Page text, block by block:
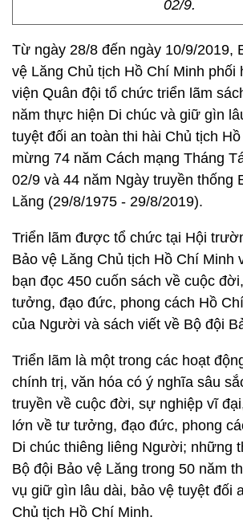
02/9.
Từ ngày 28/8 đến ngày 10/9/2019,
vệ Lăng Chủ tịch Hồ Chí Minh
viện Quân đội tổ chức triển lãm
năm thực hiện Di chúc và giữ gìn
tuyệt đối an toàn thi hài Chủ tịch
mừng 74 năm Cách mạng Tháng
02/9 và 44 năm Ngày truyền thống
Lăng (29/8/1975 - 29/8/2019).
Triển lãm được tổ chức tại Hội
Bảo vệ Lăng Chủ tịch Hồ Chí Minh
bạn đọc 450 cuốn sách về cuộc
tưởng, đạo đức, phong cách Hồ
của Người và sách viết về Bộ đội
Triển lãm là một trong các hoạt
chính trị, văn hóa có ý nghĩa sâu
truyền về cuộc đời, sự nghiệp vĩ
lớn về tư tưởng, đạo đức, phong
Di chúc thiêng liêng Người; những
Bộ đội Bảo vệ Lăng trong 50 năm
vụ giữ gìn lâu dài, bảo vệ tuyệt đối
Chủ tịch Hồ Chí Minh.